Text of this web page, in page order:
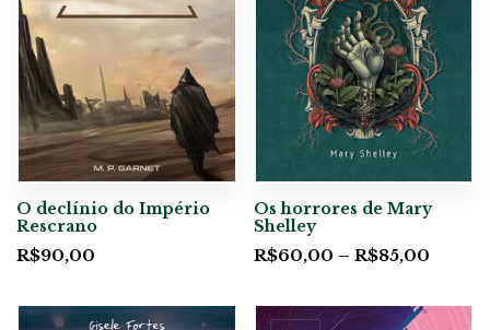
O declínio do Império
Rescrano
R$90,00
Os horrores de Mary
Shelley
R$60,00 – R$85,00